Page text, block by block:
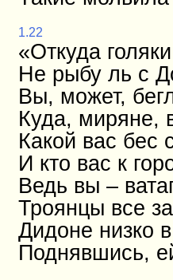
1.22
«Откуда
Не рыбу ль с
Вы, может,
Куда, миряне,
Какой вас бес
И кто вас к
Ведь вы –
Троянцы все
Дидоне низко
Поднявшись,